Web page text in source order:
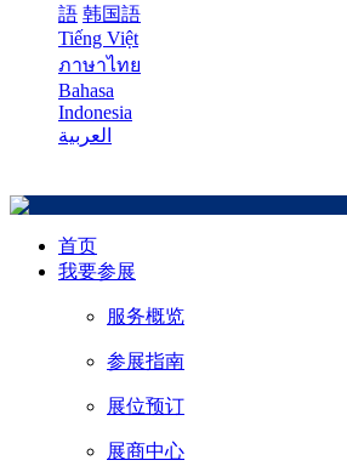
語 韩国語
Tiếng Việt
ภาษาไทย
Bahasa
Indonesia
العربية
首页
我要参展
服务概览
参展指南
展位预订
展商中心